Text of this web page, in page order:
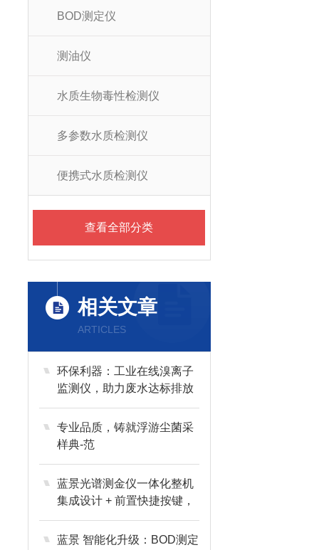
BOD测定仪
测油仪
水质生物毒性检测仪
多参数水质检测仪
便携式水质检测仪
查看全部分类
相关文章
ARTICLES
环保利器：工业在线溴离子
监测仪，助力废水达标排放
专业品质，铸就浮游尘菌采
样典-范
蓝景光谱测金仪一体化整机
集成设计 + 前置快捷按键，
极简布局
蓝景 智能化升级：BOD测定